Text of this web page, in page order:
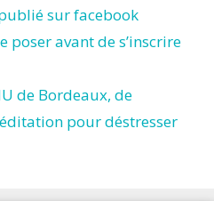
sur facebook
poser avant de s’inscrire
de Bordeaux, de
pour déstresser